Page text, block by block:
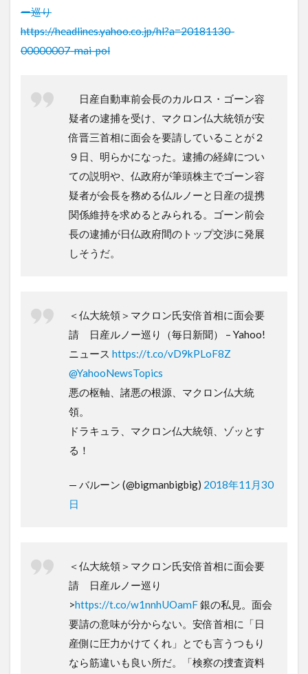
ー巡り
https://headlines.yahoo.co.jp/hl?a=20181130-
00000007-mai-pol
日産自動車前会長のカルロス・ゴーン容
疑者の逮捕を受け、マクロン仏大統領が安
倍晋三首相に面会を要請していることが２
９日、明らかになった。逮捕の経緯につい
ての説明や、仏政府が筆頭株主でゴーン容
疑者が会長を務める仏ルノーと日産の提携
関係維持を求めるとみられる。ゴーン前会
長の逮捕が日仏政府間のトップ交渉に発展
しそうだ。
＜仏大統領＞マクロン氏安倍首相に面会要
請 日産ルノー巡り（毎日新聞） – Yahoo!
ニュース https://t.co/vD9kPLoF8Z
@YahooNewsTopics
悪の枢軸、諸悪の根源、マクロン仏大統
領。
ドラキュラ、マクロン仏大統領、ゾッとす
る！
— バルーン (@bigmanbigbig) 2018年11月30
日
＜仏大統領＞マクロン氏安倍首相に面会要
請 日産ルノー巡り
>https://t.co/w1nnhUOamF銀の私見。面会
要請の意味が分からない。安倍首相に「日
産側に圧力かけてくれ」とでも言うつもり
なら筋違いも良い所だ。「検察の捜査資料